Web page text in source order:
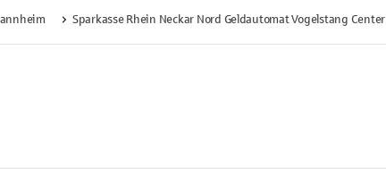
Sparkasse Rhein Neckar Nord Geldautomat Vogelstang Center